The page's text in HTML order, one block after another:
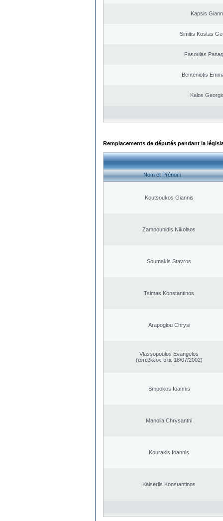
Kapsis
Simitis Kostas
Fasoulas
Benteniotis
Kalos
Remplacements de députés pendant la
Nom et Prénom
Koutsoukos Giannis
Zampounidis Nikolaos
Soumakis Stavros
Tsimas Konstantinos
Arapoglou Chrysi
Vlassopoulos Evangelos
(απεβίωσε στις 18/07/2002)
Smpokos Ioannis
Manolia Chrysanthi
Kourakis Ioannis
Kaiserlis Konstantinos